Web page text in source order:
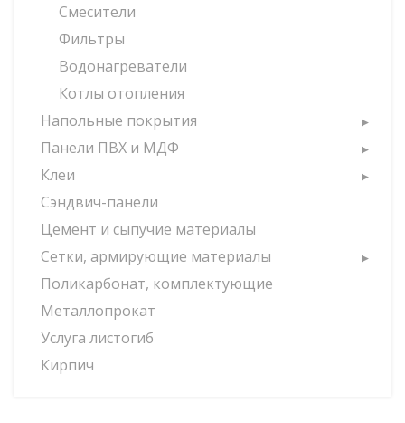
Смесители
Фильтры
Водонагреватели
Котлы отопления
Напольные покрытия
Панели ПВХ и МДФ
Клеи
Сэндвич-панели
Цемент и сыпучие материалы
Сетки, армирующие материалы
Поликарбонат, комплектующие
Металлопрокат
Услуга листогиб
Кирпич